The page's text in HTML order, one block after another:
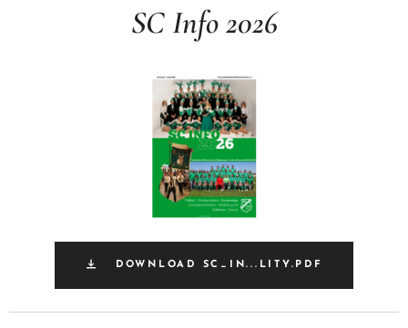
SC Info 2026
DOWNLOAD SC_IN...LITY.PDF